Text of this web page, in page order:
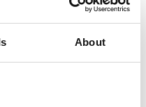
About
"EXTRA" Ends in